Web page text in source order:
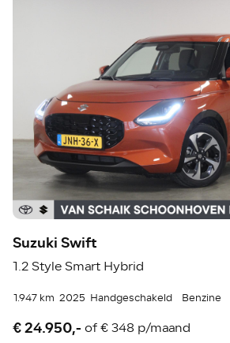
Suzuki Swift
1.2 Style Smart Hybrid
1.947 km 2025 Handgeschakeld Benzine
€ 24.950,- of€ 348 p/maand